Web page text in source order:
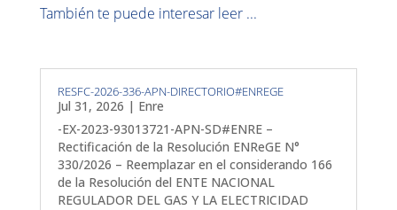
También te puede interesar leer ...
RESFC-2026-336-APN-DIRECTORIO#ENREGE
Jul 31, 2026 | Enre
-EX-2023-93013721-APN-SD#ENRE –
Rectificación de la Resolución ENReGE N°
330/2026 – Reemplazar en el considerando 166
de la Resolución del ENTE NACIONAL
REGULADOR DEL GAS Y LA ELECTRICIDAD